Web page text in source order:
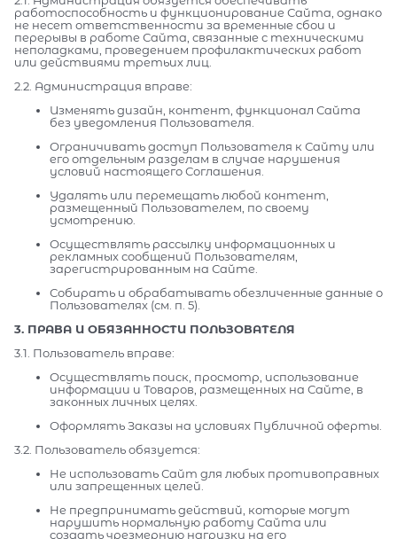
работоспособность и функционирование Сайта, однако
не несет ответственности за временные сбои и
перерывы в работе Сайта, связанные с техническими
неполадками, проведением профилактических работ
или действиями третьих лиц.
2.2. Администрация вправе:
Изменять дизайн, контент, функционал Сайта
без уведомления Пользователя.
Ограничивать доступ Пользователя к Сайту или
его отдельным разделам в случае нарушения
условий настоящего Соглашения.
Удалять или перемещать любой контент,
размещенный Пользователем, по своему
усмотрению.
Осуществлять рассылку информационных и
рекламных сообщений Пользователям,
зарегистрированным на Сайте.
Собирать и обрабатывать обезличенные данные о
Пользователях (см. п. 5).
3. ПРАВА И ОБЯЗАННОСТИ ПОЛЬЗОВАТЕЛЯ
3.1. Пользователь вправе:
Осуществлять поиск, просмотр, использование
информации и Товаров, размещенных на Сайте, в
законных личных целях.
Оформлять Заказы на условиях Публичной оферты.
3.2. Пользователь обязуется:
Не использовать Сайт для любых противоправных
или запрещенных целей.
Не предпринимать действий, которые могут
нарушить нормальную работу Сайта или
создать чрезмерную нагрузку на его